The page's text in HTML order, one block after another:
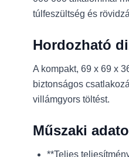
túlfeszültség és
Hordozható
A kompakt, 69 x 69 x
biztonságos
villámgyors töltést.
Műszaki
**Teljes